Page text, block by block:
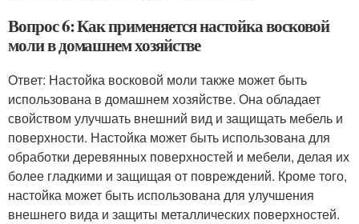
Вопрос 6: Как применяется настойка восковой
моли в домашнем хозяйстве
Ответ: Настойка восковой моли также может быть
использована в домашнем хозяйстве. Она обладает
свойством улучшать внешний вид и защищать мебель и
поверхности. Настойка может быть использована для
обработки деревянных поверхностей и мебели, делая их
более гладкими и защищая от повреждений. Кроме того,
настойка может быть использована для улучшения
внешнего вида и защиты металлических поверхностей.